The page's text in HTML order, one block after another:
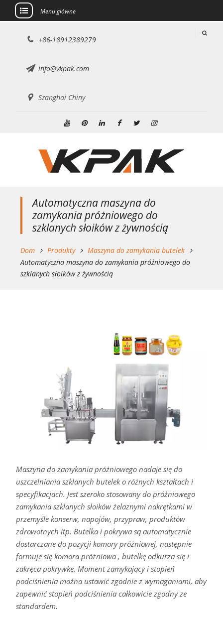
Menu główne
+86-18912389279
info@vkpak.com
Szanghai Chiny
Automatyczna maszyna do
zamykania próżniowego do
szklanych słoików z żywnością
Dom Produkty
Maszyna do zamykania butelek
Automatyczna maszyna do zamykania próżniowego do
szklanych słoików z żywnością
Maszyna do zamykania próżniowego nadaje się do
uszczelniania szklanych butelek o różnych kształtach i
specyfikacjach. Jest szeroko stosowany do próżniowego
zamykania szklanych słoików żelaznymi nakrętkami w
przemyśle konserw, napojów, przypraw, produktów
zdrowotnych itp. Butelka i pokrywa są automatycznie
dostarczane do pozycji komory próżniowej, następnie
formuje się komora próżniowa , butelkę odkurza się i
zakręca pokrywkę. Moment zamykający i stopień
podciśnienia można ustawić zgodnie z wymaganiami, aby
zapewnić stopień podciśnienia całkowicie zgodny ze
standardem.